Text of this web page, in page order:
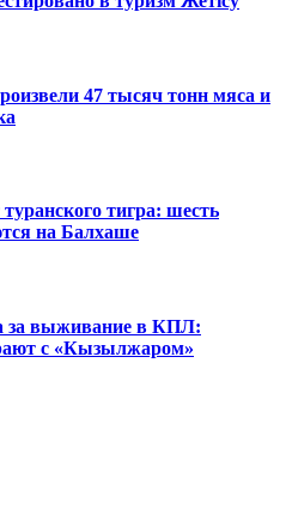
47 тысяч тонн мяса и
тигра: шесть
на Балхаше
за выживание в КПЛ:
с «Кызылжаром»